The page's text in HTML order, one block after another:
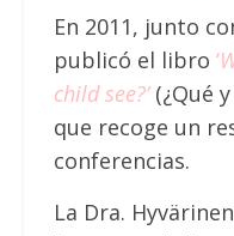
En 2011, junto
publicó el libro ‘
child see?’(¿Qué
que recoge un
conferencias.
La Dra.